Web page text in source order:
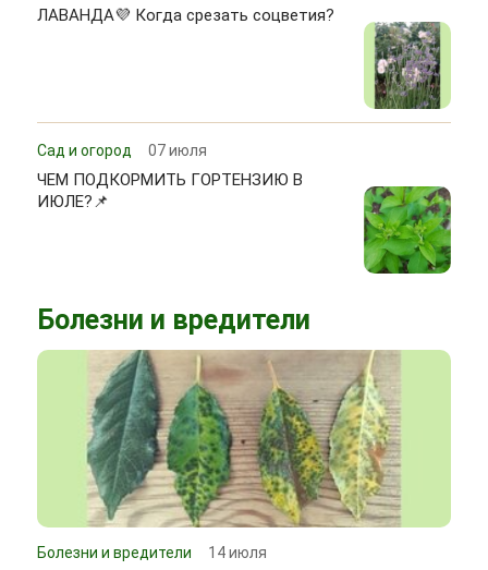
ЛАВАНДА💜 Когда срезать соцветия?
Сад и огород 07 июля
ЧЕМ ПОДКОРМИТЬ ГОРТЕНЗИЮ В
ИЮЛЕ?📌
Болезни и вредители
Болезни и вредители 14 июля